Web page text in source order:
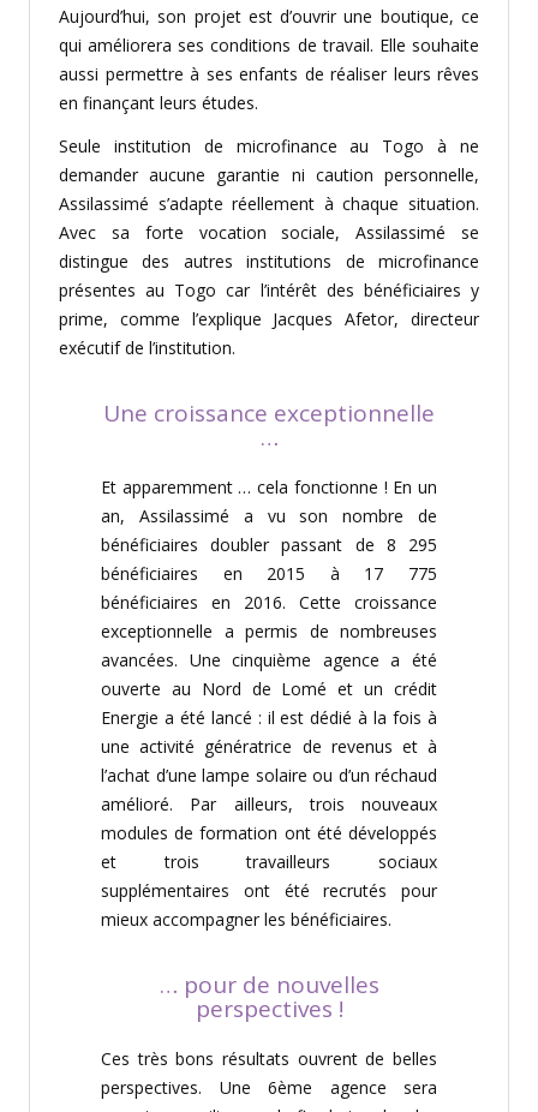
Aujourd’hui, son projet est d’ouvrir une boutique, ce
qui améliorera ses conditions de travail. Elle souhaite
aussi permettre à ses enfants de réaliser leurs rêves
en finançant leurs études.
Seule institution de microfinance au Togo à ne
demander aucune garantie ni caution personnelle,
Assilassimé s’adapte réellement à chaque situation.
Avec sa forte vocation sociale, Assilassimé se
distingue des autres institutions de microfinance
présentes au Togo car l’intérêt des bénéficiaires y
prime, comme l’explique Jacques Afetor, directeur
exécutif de l’institution.
Une croissance exceptionnelle
…
Et apparemment … cela fonctionne ! En un
an, Assilassimé a vu son nombre de
bénéficiaires doubler passant de 8 295
bénéficiaires en 2015 à 17 775
bénéficiaires en 2016. Cette croissance
exceptionnelle a permis de nombreuses
avancées. Une cinquième agence a été
ouverte au Nord de Lomé et un crédit
Energie a été lancé : il est dédié à la fois à
une activité génératrice de revenus et à
l’achat d’une lampe solaire ou d’un réchaud
amélioré. Par ailleurs, trois nouveaux
modules de formation ont été développés
et trois travailleurs sociaux
supplémentaires ont été recrutés pour
mieux accompagner les bénéficiaires.
… pour de nouvelles
perspectives !
Ces très bons résultats ouvrent de belles
perspectives. Une 6ème agence sera